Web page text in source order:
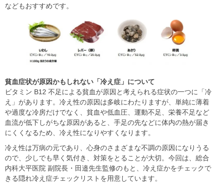
などもおすすめです。
貧血症状が原因かもしれない「冷え症」について
ビタミン B12 不足による貧血が原因と考えられる症状の一つに「冷
え」があります。冷え性の原因は多岐にわたりますが、単純に薄着
や過度な冷房だけでなく、貧血や低血圧、運動不足、栄養不足など
血流が低下しがちな原因があると、手足の先などに体内の熱が届き
にくくなるため、冷え性になりやすくなります。
冷え性は万病の元であり、心身のさまざまな不調の原因になりうる
ので、少しでも早く気付き、対策をとることが大切。今回は、総合
内科大平医院 副院長・田邉先生監修のもと、冷え症かをチェックで
きる隠れ冷え症チェックリストを用意しています。